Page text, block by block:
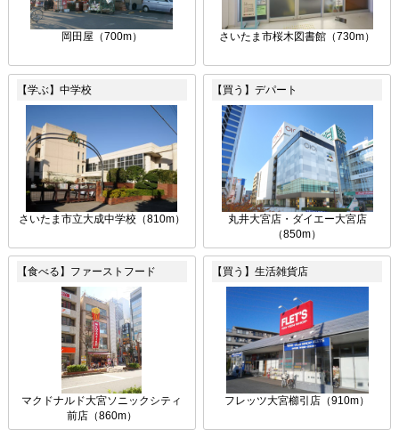
岡田屋（700m） さいたま市桜木図書館（730m）
【学ぶ】中学校
さいたま市立大成中学校（810m）
【買う】デパート
丸井大宮店・ダイエー大宮店
（850m）
【食べる】ファーストフード
マクドナルド大宮ソニックシティ
前店（860m）
【買う】生活雑貨店
フレッツ大宮櫛引店（910m）